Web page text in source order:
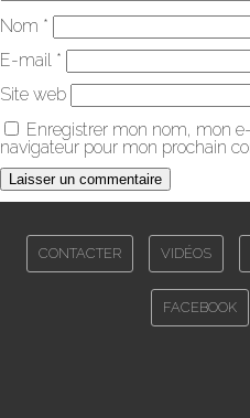
Nom *
E-mail *
Site web
Enregistrer mon nom, mon
navigateur pour mon prochain
CONTACTER VIDÉOS
FACEBOOK